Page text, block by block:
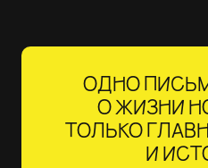
ОДНО
О ЖИЗНИ
ТОЛЬКО
И